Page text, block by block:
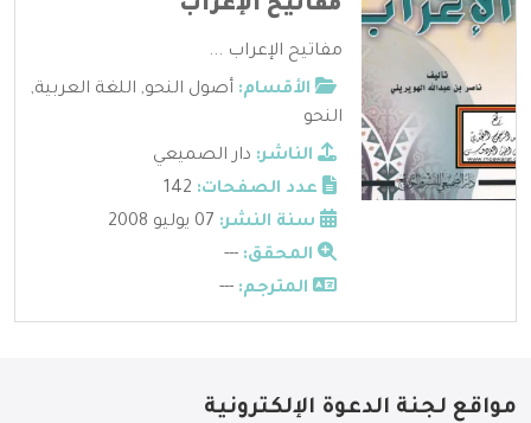
مفاتيح الإعراب
مفاتيح الإعراب ...
الأقسام: أصول النحو, اللغة العربية,
النحو
الناشر: دار الصميعي
عدد الصفحات:
سنة النشر:
المحقق: ---
المترجم: ---
مواقع لجنة الدعوة الإلكترونية